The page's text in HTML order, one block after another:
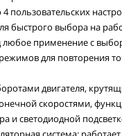
пользовательских
быстрого выбора на
любое применение с
для повторения
двигателя,
скоростями,
и светодиодной